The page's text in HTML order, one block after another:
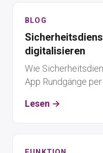
BLOG
digitalisieren
Wie
App Rundgänge
Lesen →